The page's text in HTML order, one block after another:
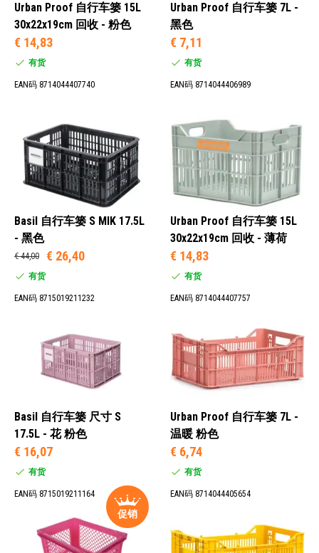
S (22)
Urban Proof 自行车篓 15L
30x22x19cm 回收 - 粉色
€ 14,83
有货
EAN码 8714044407740
Urban Proof 自行车篓 7L -
黑色
€ 7,11
有货
EAN码 8714044406989
Basil 自行车篓 S MIK 17.5L
- 黑色
€ 44,00 € 26,40
有货
EAN码 8715019211232
Urban Proof 自行车篓 15L
30x22x19cm 回收 - 薄荷
€ 14,83
有货
EAN码 8714044407757
Basil 自行车篓 尺寸 S
17.5L - 花 粉色
€ 16,07
有货
EAN码 8715019211164
Urban Proof 自行车篓 7L -
温暖 粉色
€ 6,74
有货
EAN码 8714044405654
促销